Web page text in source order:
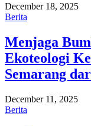
December 18, 2025
Berita
Menjaga
Ekoteologi
Semarang
December 11, 2025
Berita